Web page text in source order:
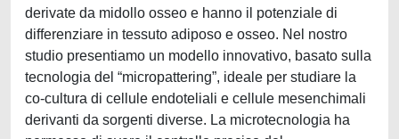
derivate da midollo osseo e hanno il potenziale di
differenziare in tessuto adiposo e osseo. Nel nostro
studio presentiamo un modello innovativo, basato sulla
tecnologia del “micropattering”, ideale per studiare la
co-cultura di cellule endoteliali e cellule mesenchimali
derivanti da sorgenti diverse. La microtecnologia ha